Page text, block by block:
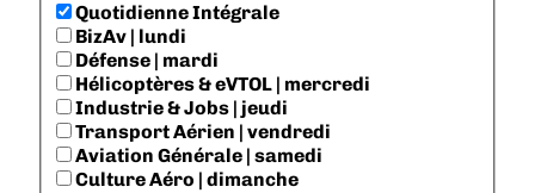
Quotidienne Intégrale
BizAv | lundi
Défense | mardi
Hélicoptères & eVTOL | mercredi
Industrie & Jobs | jeudi
Transport Aérien | vendredi
Aviation Générale | samedi
Culture Aéro | dimanche